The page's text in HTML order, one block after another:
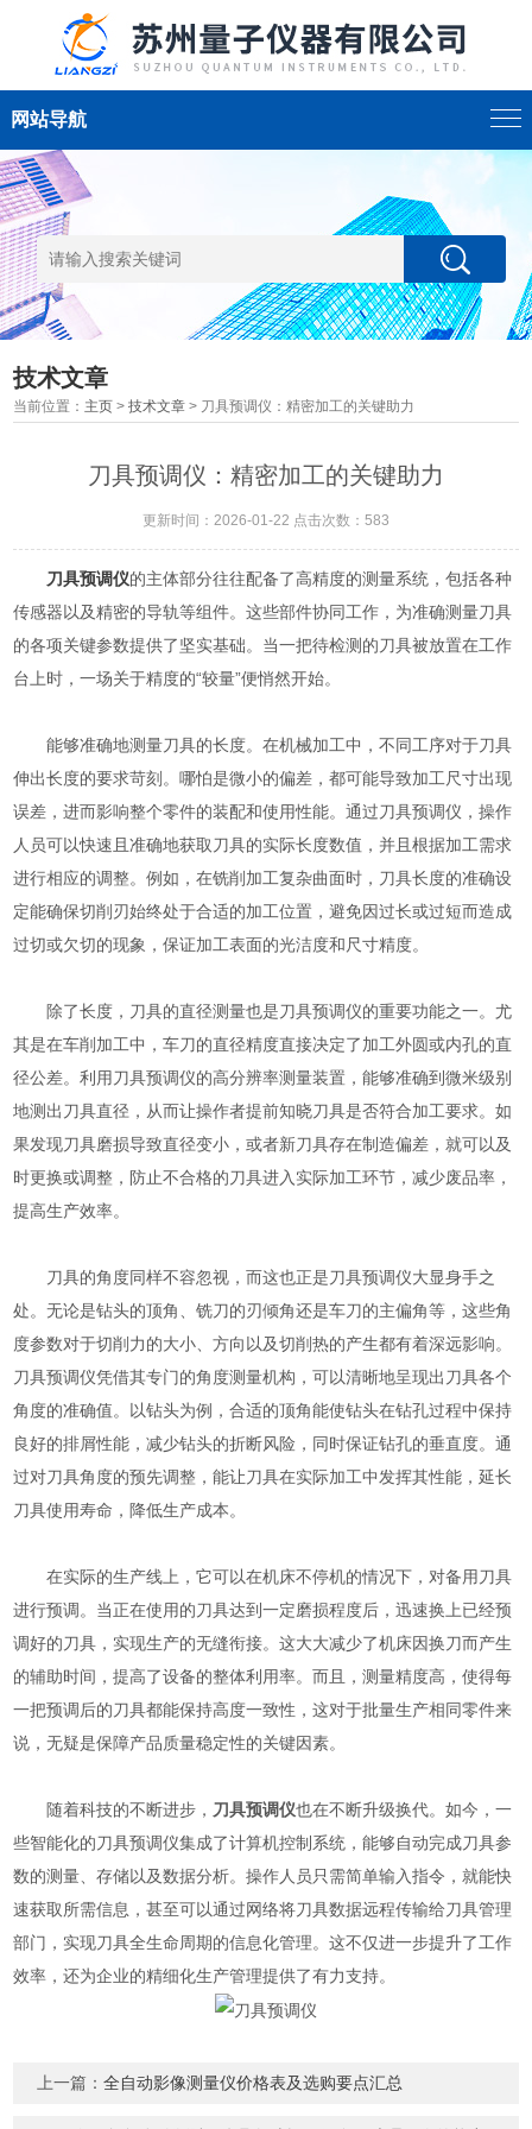
网站导航
技术文章
当前位置： 主页 >技术文章 > 刀具预调仪：精密加工的关键助力
刀具预调仪：精密加工的关键助力
更新时间：2026-01-22 点击次数：583
刀具预调仪的主体部分往往配备了高精度的测量系统，包括各种
传感器以及精密的导轨等组件。这些部件协同工作，为准确测量刀具
的各项关键参数提供了坚实基础。当一把待检测的刀具被放置在工作
台上时，一场关于精度的“较量”便悄然开始。
能够准确地测量刀具的长度。在机械加工中，不同工序对于刀具
伸出长度的要求苛刻。哪怕是微小的偏差，都可能导致加工尺寸出现
误差，进而影响整个零件的装配和使用性能。通过刀具预调仪，操作
人员可以快速且准确地获取刀具的实际长度数值，并且根据加工需求
进行相应的调整。例如，在铣削加工复杂曲面时，刀具长度的准确设
定能确保切削刃始终处于合适的加工位置，避免因过长或过短而造成
过切或欠切的现象，保证加工表面的光洁度和尺寸精度。
除了长度，刀具的直径测量也是刀具预调仪的重要功能之一。尤
其是在车削加工中，车刀的直径精度直接决定了加工外圆或内孔的直
径公差。利用刀具预调仪的高分辨率测量装置，能够准确到微米级别
地测出刀具直径，从而让操作者提前知晓刀具是否符合加工要求。如
果发现刀具磨损导致直径变小，或者新刀具存在制造偏差，就可以及
时更换或调整，防止不合格的刀具进入实际加工环节，减少废品率，
提高生产效率。
刀具的角度同样不容忽视，而这也正是刀具预调仪大显身手之
处。无论是钻头的顶角、铣刀的刃倾角还是车刀的主偏角等，这些角
度参数对于切削力的大小、方向以及切削热的产生都有着深远影响。
刀具预调仪凭借其专门的角度测量机构，可以清晰地呈现出刀具各个
角度的准确值。以钻头为例，合适的顶角能使钻头在钻孔过程中保持
良好的排屑性能，减少钻头的折断风险，同时保证钻孔的垂直度。通
过对刀具角度的预先调整，能让刀具在实际加工中发挥其性能，延长
刀具使用寿命，降低生产成本。
在实际的生产线上，它可以在机床不停机的情况下，对备用刀具
进行预调。当正在使用的刀具达到一定磨损程度后，迅速换上已经预
调好的刀具，实现生产的无缝衔接。这大大减少了机床因换刀而产生
的辅助时间，提高了设备的整体利用率。而且，测量精度高，使得每
一把预调后的刀具都能保持高度一致性，这对于批量生产相同零件来
说，无疑是保障产品质量稳定性的关键因素。
随着科技的不断进步， 刀具预调仪也在不断升级换代。如今，一
些智能化的刀具预调仪集成了计算机控制系统，能够自动完成刀具参
数的测量、存储以及数据分析。操作人员只需简单输入指令，就能快
速获取所需信息，甚至可以通过网络将刀具数据远程传输给刀具管理
部门，实现刀具全生命周期的信息化管理。这不仅进一步提升了工作
效率，还为企业的精细化生产管理提供了有力支持。
上一篇：全自动影像测量仪价格表及选购要点汇总